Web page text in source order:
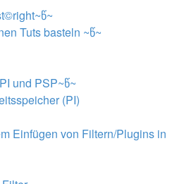
Tuts basteln ~წ~
und PSP~წ~
(PI)
Einfügen von Filtern/Plugins in